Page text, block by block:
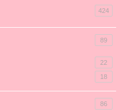
424
89
22
18
86